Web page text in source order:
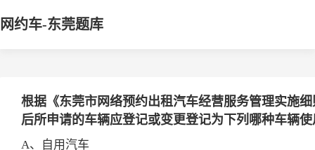
网约车-东莞题库
根据《东莞市网络预约出租汽车经营服务管理实施
后所申请的车辆应登记或变更登记为下列哪种车辆使
A、自用汽车